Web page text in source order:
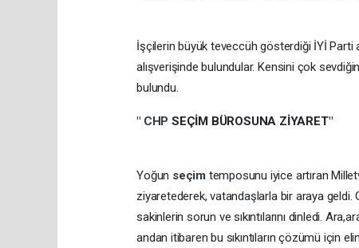
İşçilerin büyük teveccüh gösterdiği İYİ Parti
alışverişinde bulundular. Kensini çok
bulundu.
" CHP SEÇİM BÜROSUNA ZİYARET"
Yoğun seçim temposunu iyice artıran
ziyaretederek, vatandaşlarla bir araya
sakinlerin sorun ve sıkıntılarını dinledi.
andan itibaren bu sıkıntıların çözümü için